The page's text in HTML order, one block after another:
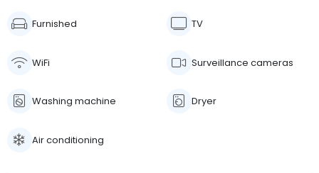
Furnished TV
WiFi Surveillance cameras
Washing machine Dryer
Air conditioning